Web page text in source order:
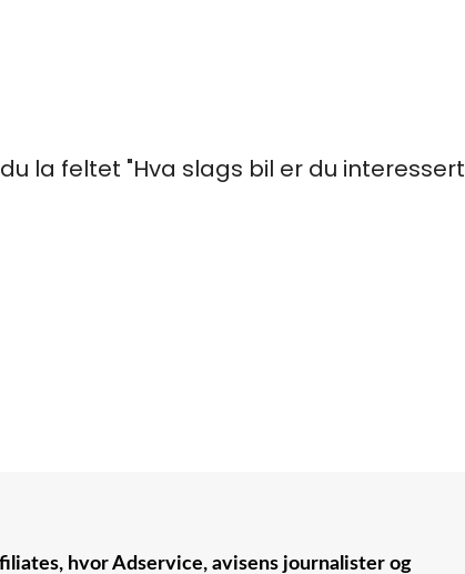
la feltet "Hva slags bil er du interessert
hvor Adservice, avisens journalister og